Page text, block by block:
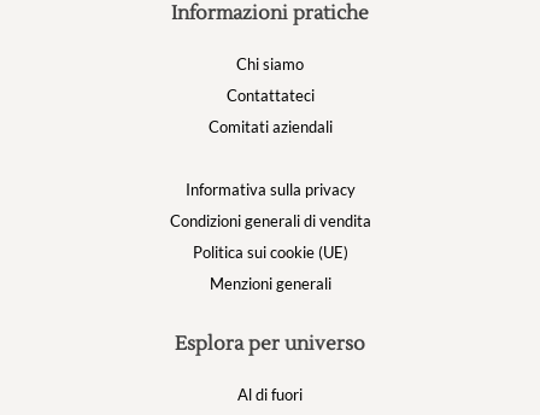
Informazioni pratiche
Chi siamo
Contattateci
Comitati aziendali
Informativa sulla privacy
Condizioni generali di vendita
Politica sui cookie (UE)
Menzioni generali
Esplora per universo
Al di fuori